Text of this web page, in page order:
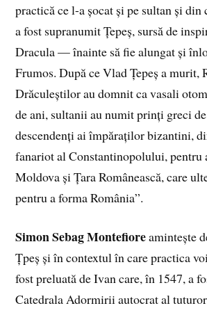
practică ce l-a șocat și pe sultan și din
a fost supranumit Țepeș, sursă de
Dracula — înainte să fie alungat și
Frumos. După ce Vlad Țepeș a murit,
Drăculeștilor au domnit ca vasali
de ani, sultanii au numit prinți greci
descendenți ai împăraților bizantini,
fanariot al Constantinopolului, pentru
Moldova și Țara Românească, care
pentru a forma România”.
Simon Sebag Montefioreamintește
Țpeș și în contextul în care practica
fost preluată de Ivan care, în 1547, a
Catedrala Adormirii autocrat al